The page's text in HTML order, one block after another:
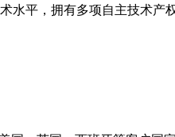
水平，拥有多项自主技术